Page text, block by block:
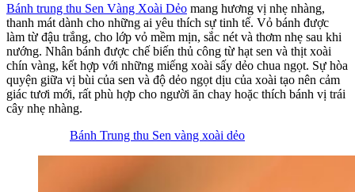
Bánh trung thu Sen Vàng Xoài Dẻo mang hương vị nhẹ nhàng,
thanh mát dành cho những ai yêu thích sự tinh tế. Vỏ bánh được
làm từ đậu trắng, cho lớp vỏ mềm mịn, sắc nét và thơm nhẹ sau khi
nướng. Nhân bánh được chế biến thủ công từ hạt sen và thịt xoài
chín vàng, kết hợp với những miếng xoài sấy dẻo chua ngọt. Sự hòa
quyện giữa vị bùi của sen và độ dẻo ngọt dịu của xoài tạo nên cảm
giác tươi mới, rất phù hợp cho người ăn chay hoặc thích bánh vị trái
cây nhẹ nhàng.
Bánh Trung thu Sen vàng xoài dẻo